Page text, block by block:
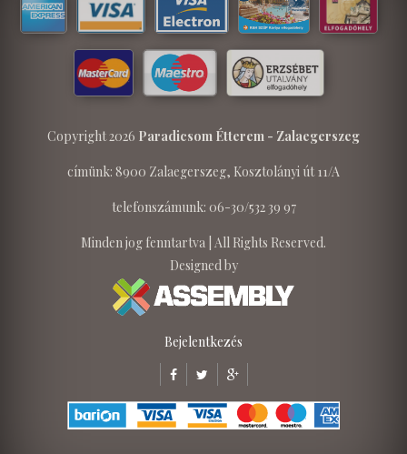
Copyright 2026 Paradicsom Étterem - Zalaegerszeg
címünk: 8900 Zalaegerszeg, Kosztolányi út 11/A
telefonszámunk: 06-30/532 39 97
Minden jog fenntartva | All Rights Reserved.
Designed by
Bejelentkezés